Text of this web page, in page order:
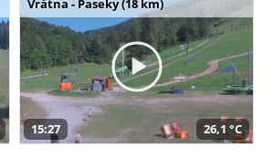
Vrátna - Paseky (18 km)
15:27 26,1 °C